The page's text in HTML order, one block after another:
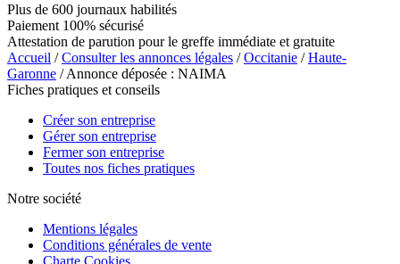
Plus de 600 journaux habilités
Paiement 100% sécurisé
Attestation de parution pour le greffe immédiate et gratuite
Accueil /Consulter les annonces légales /Occitanie /Haute-
Garonne / Annonce déposée : NAIMA
Fiches pratiques et conseils
Créer son entreprise
Gérer son entreprise
Fermer son entreprise
Toutes nos fiches pratiques
Notre société
Mentions légales
Conditions générales de vente
Charte Cookies